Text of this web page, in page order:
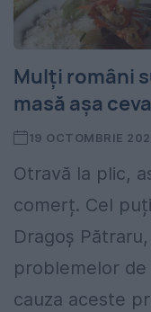
Mulți români
masă așa
19 OCTOMBRIE
Otravă la plic,
comerț. Cel
Dragoș
problemelor
cauza aceste